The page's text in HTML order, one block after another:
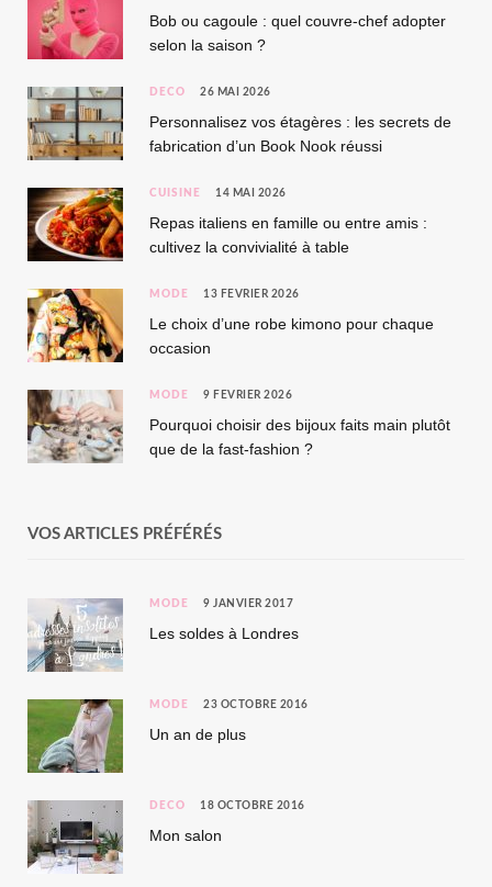
Bob ou cagoule : quel couvre-chef adopter
selon la saison ?
DÉCO 26 MAI 2026
Personnalisez vos étagères : les secrets de
fabrication d’un Book Nook réussi
CUISINE 14 MAI 2026
Repas italiens en famille ou entre amis :
cultivez la convivialité à table
MODE 13 FÉVRIER 2026
Le choix d’une robe kimono pour chaque
occasion
MODE 9 FÉVRIER 2026
Pourquoi choisir des bijoux faits main plutôt
que de la fast-fashion ?
VOS ARTICLES PRÉFÉRÉS
MODE 9 JANVIER 2017
Les soldes à Londres
MODE 23 OCTOBRE 2016
Un an de plus
DÉCO 18 OCTOBRE 2016
Mon salon